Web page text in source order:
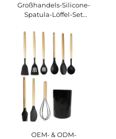
Großhandels-Silicone-
Spatula-Löffel-Set
für Lebensmittel mit
Holzgriff OEM/ODM
OEM- & ODM-